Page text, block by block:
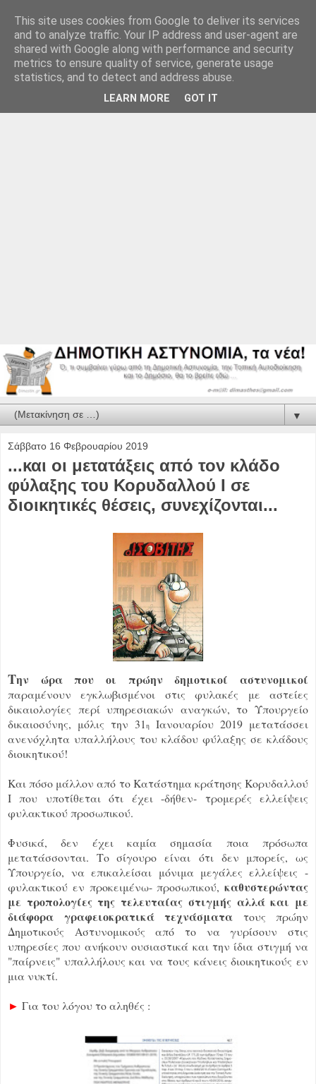
▼
Σάββατο 16 Φεβρουαρίου 2019
...και οι μετατάξεις από τον κλάδο
φύλαξης του Κορυδαλλού Ι σε
διοικητικές θέσεις, συνεχίζονται...
Την ώρα που οι πρώην δημοτικοί αστυνομικοί
παραμένουν εγκλωβισμένοι στις φυλακές με αστείες
δικαιολογίες περί υπηρεσιακών αναγκών, το Υπουργείο
δικαιοσύνης, μόλις την 31 η
Ιανουαρίου 2019 μετατάσσει
ανενόχλητα υπαλλήλους του κλάδου φύλαξης σε κλάδους
διοικητικού!
Και πόσο μάλλον από το Κατάστημα κράτησης Κορυδαλλού
Ι που υποτίθεται ότι έχει -δήθεν- τρομερές ελλείψεις
φυλακτικού προσωπικού.
Φυσικά, δεν έχει καμία σημασία ποια πρόσωπα
μετατάσσονται. Το σίγουρο είναι ότι δεν μπορείς, ως
Υπουργείο, να επικαλείσαι μόνιμα μεγάλες ελλείψεις -
φυλακτικού εν προκειμένω- προσωπικού, καθυστερώντας
με τροπολογίες της τελευταίας στιγμής αλλά και με
διάφορα γραφειοκρατικά τεχνάσματα τους πρώην
Δημοτικούς Αστυνομικούς από το να γυρίσουν στις
υπηρεσίες που ανήκουν ουσιαστικά και την ίδια στιγμή να
"παίρνεις" υπαλλήλους και να τους κάνεις διοικητικούς εν
μια νυκτί.
► Για του λόγου το αληθές :
This site uses cookies from Google to deliver its services
and to analyze traffic. Your IP address and user-agent are
shared with Google along with performance and security
metrics to ensure quality of service, generate usage
statistics, and to detect and address abuse.
LEARN MORE GOT IT